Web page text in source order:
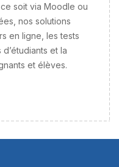
soit via Moodle ou
nos solutions
en ligne, les tests
et la
et élèves.